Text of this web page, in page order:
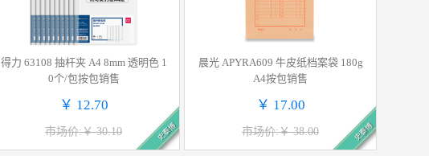
得力 63108 抽杆夹 A4 8mm 透明色 1
0个/包按包销售
￥ 12.70
市场价:￥ 30.10 史泰博
晨光 APYRA609 牛皮纸档案袋 180g
A4按包销售
￥ 17.00
市场价:￥ 38.00 史泰博